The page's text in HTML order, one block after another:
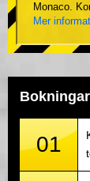
Monaco.
Mer
Bokningar
01